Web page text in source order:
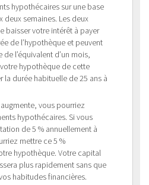
hypothécaires sur une base
semaines. Les deux
baisser votre intérêt à payer
de l’hypothèque et peuvent
l’équivalent d’un mois,
hypothèque de cette
la durée habituelle de 25 ans à
vous pourriez
hypothécaires. Si vous
de 5 % annuellement à
mettre ce 5 %
hypothèque. Votre capital
plus rapidement sans que
habitudes financières.